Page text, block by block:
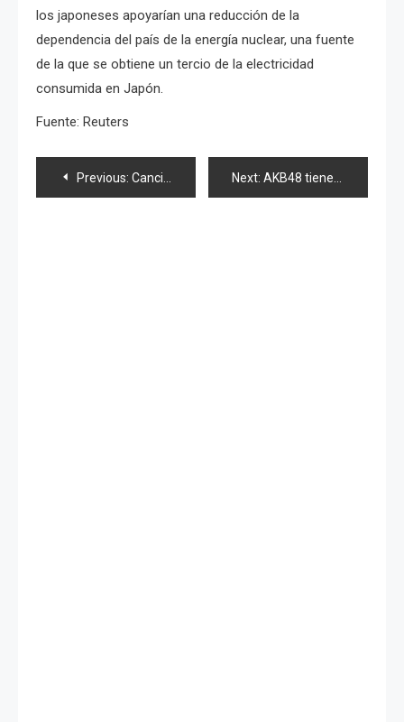
los japoneses apoyarían una reducción de la
dependencia del país de la energía nuclear, una fuente
de la que se obtiene un tercio de la electricidad
consumida en Japón.
Fuente: Reuters
Navegación
Previous: Canción de caridad para víctimas del tsunami Next: AKB48 tiene su primera presentación regular en Singapur